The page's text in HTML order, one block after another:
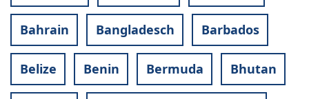
Bahrain Bangladesch Barbados
Belize Benin Bermuda Bhutan